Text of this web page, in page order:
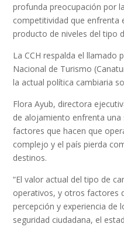
profunda preocupación por
competitividad que
producto de niveles del tipo
La CCH respalda el llamado
Nacional de Turismo
la actual política cambiaria
Flora Ayub, directora
de alojamiento enfrenta
factores que hacen que
complejo y el país pierda
destinos.
“El valor actual del tipo de
operativos, y otros factores
percepción y experiencia de
seguridad ciudadana, el